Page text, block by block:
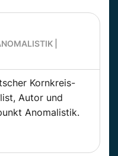
|
Kornkreis-
Autor und
Anomalistik.